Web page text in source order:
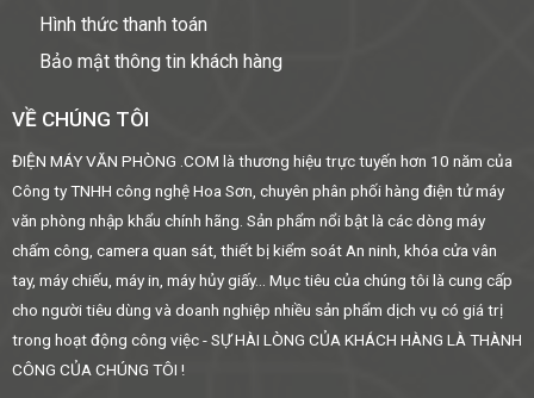
Hình thức thanh toán
Bảo mật thông tin khách hàng
VỀ CHÚNG TÔI
ĐIỆN MÁY VĂN PHÒNG .COM là thương hiệu trực tuyến hơn 10 năm của
Công ty TNHH công nghệ Hoa Sơn, chuyên phân phối hàng điện tử máy
văn phòng nhập khẩu chính hãng. Sản phẩm nổi bật là các dòng máy
chấm công, camera quan sát, thiết bị kiểm soát An ninh, khóa cửa vân
tay, máy chiếu, máy in, máy hủy giấy... Mục tiêu của chúng tôi là cung cấp
cho người tiêu dùng và doanh nghiệp nhiều sản phẩm dịch vụ có giá trị
trong hoạt động công việc - SỰ HÀI LÒNG CỦA KHÁCH HÀNG LÀ THÀNH
CÔNG CỦA CHÚNG TÔI !